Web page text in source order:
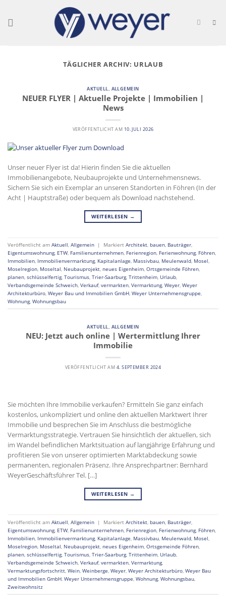
content
TÄGLICHER ARCHIV: URLAUB
AKTUELL, ALLGEMEIN
NEUER FLYER | Aktuelle Projekte | Immobilien |
News
VERÖFFENTLICHT AM 10. JULI 2026
Unser neuer Flyer ist da! Hierin finden Sie die aktuellen
Immobilienangebote, Neubauprojekte und Unternehmensnews.
Sichern Sie sich ein Exemplar an unseren Standorten in Föhren (In der
Acht | Hauptstraße) oder bequem als Download nachstehend.
WEITERLESEN →
Veröffentlicht am Aktuell Allgemein | Markiert Architekt bauen Bauträger
Eigentumswohnung, ETW Familienunternehmen Ferienregion Ferienwohnung, Föhren
Immobilien Immobilienvermarktung, Kapitalanlage Massivbau Meulenwald Mosel
Moselregion Moseltal Neubauprojekt neues Eigenheim Ortsgemeinde Föhren
planen schlüsselfertig, Tourismus Trier-Saarburg, Trittenheim Urlaub
Verbandsgemeinde Schweich Verkauf, vermarkten Vermarktung, Weyer Weyer
Architekturbüro Weyer Bau und Immobilien GmbH Weyer Unternehmensgruppe
Wohnung, Wohnungsbau
AKTUELL, ALLGEMEIN
NEU: Jetzt auch online | Wertermittlung Ihrer
Immobilie
VERÖFFENTLICHT AM 4. SEPTEMBER 2024
Sie möchten Ihre Immobilie verkaufen? Ermitteln Sie ganz einfach
kostenlos, unkompliziert und online den aktuellen Marktwert Ihrer
Immobilie und besprechen Sie im Anschluss die bestmögliche
Vermarktungsstrategie. Vertrauen Sie hinsichtlich der aktuellen, sich
im Wandel befindlichen Marktsituation auf langjährige Erfahrung und
profitieren Sie von unserer optimierten Marktabdeckung sowie
permanenten, regionalen Präsenz. Ihre Ansprechpartner: Bernhard
WeyerGeschäftsführer Tel. […]
WEITERLESEN →
Veröffentlicht am Aktuell Allgemein | Markiert Architekt bauen Bauträger
Eigentumswohnung, ETW Familienunternehmen Ferienregion Ferienwohnung, Föhren
Immobilien Immobilienvermarktung, Kapitalanlage Massivbau Meulenwald Mosel
Moselregion Moseltal Neubauprojekt neues Eigenheim Ortsgemeinde Föhren
planen schlüsselfertig, Tourismus Trier-Saarburg, Trittenheim Urlaub
Verbandsgemeinde Schweich Verkauf, vermarkten Vermarktung,
Vermarktungsfortschritt Wein Weinberge Weyer Weyer Architekturbüro Weyer Bau
und Immobilien GmbH Weyer Unternehmensgruppe Wohnung, Wohnungsbau
Zweitwohnsitz